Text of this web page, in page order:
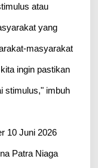
atau
yang
masyarakat
ingin pastikan
stimulus," imbuh
10 Juni 2026
Patra Niaga